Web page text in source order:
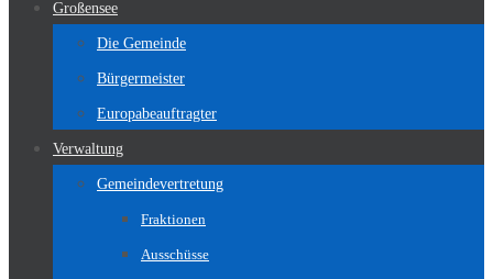
Großensee
Die Gemeinde
Bürgermeister
Europabeauftragter
Verwaltung
Gemeindevertretung
Fraktionen
Ausschüsse